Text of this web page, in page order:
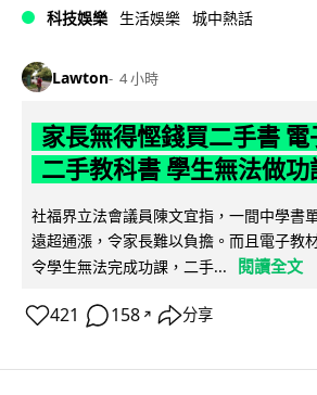
科技娛樂 生活娛樂 城中熱話
Lawton 4 小時
家長無得慳錢買二手書
二手教科書 學生無法做功
社福界立法會議員陳文宜指，一間中學書
遠超通漲，令家長難以負擔。而且電子教
令學生無法完成功課，二手...
閱讀全文
421 158 ↗ 分享